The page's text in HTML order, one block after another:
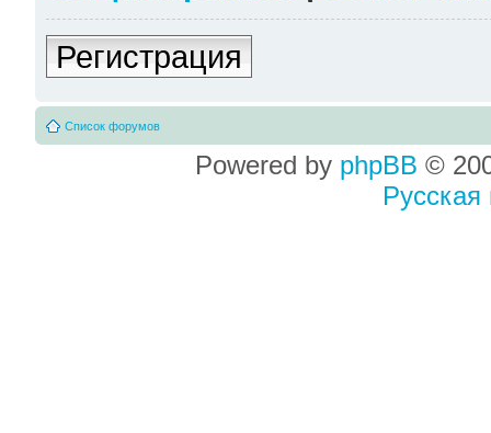
Регистрация
Список форумов
Powered by phpBB ©